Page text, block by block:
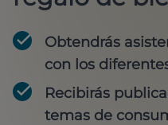
Obtendrás
con los
Recibirás
temas de